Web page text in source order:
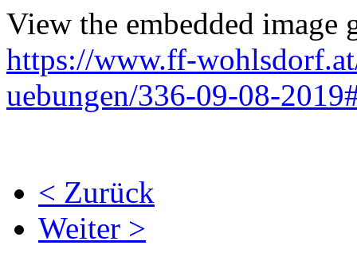
View the embedded image
https://www.ff-
uebungen/336-09-08-
< Zurück
Weiter >